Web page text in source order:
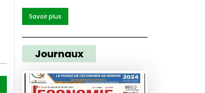
Savoir plus
Journaux